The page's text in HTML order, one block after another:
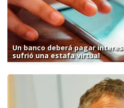
Un banco deberá pagar
sufrió una estafa virtual